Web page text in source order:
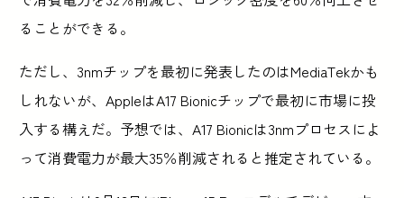
ることができる。
ただし、3nmチップを最初に発表したのはMediaTekかも
しれないが、AppleはA17 Bionicチップで最初に市場に投
入する構えだ。予想では、A17 Bionicは3nmプロセスによ
って消費電力が最大35％削減されると推定されている。